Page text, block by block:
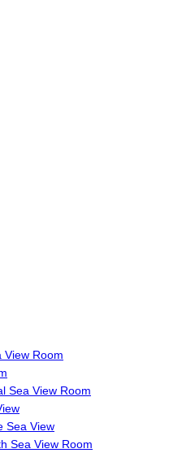
View Room
Sea View Room
Sea View
Sea View Room